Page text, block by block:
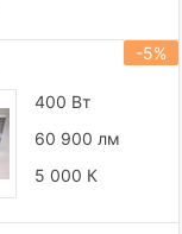
-5%
400 Вт
60 900 лм
5 000 К